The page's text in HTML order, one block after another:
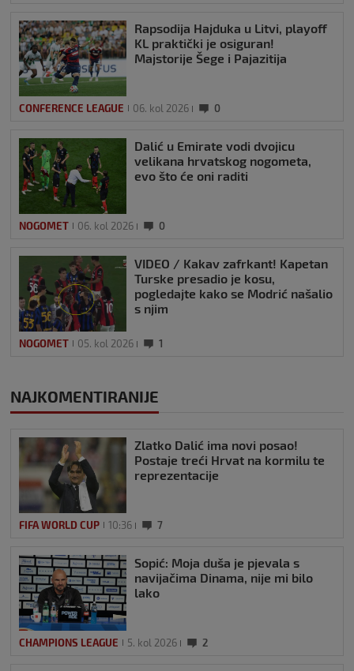
Rapsodija Hajduka u Litvi, playoff
KL praktički je osiguran!
Majstorije Šege i Pajazitija
CONFERENCE LEAGUE 06. kol 2026 0
Dalić u Emirate vodi dvojicu
velikana hrvatskog nogometa,
evo što će oni raditi
NOGOMET 06. kol 2026 0
VIDEO / Kakav zafrkant! Kapetan
Turske presadio je kosu,
pogledajte kako se Modrić našalio
s njim
NOGOMET 05. kol 2026 1
NAJKOMENTIRANIJE
Zlatko Dalić ima novi posao!
Postaje treći Hrvat na kormilu te
reprezentacije
FIFA WORLD CUP 10:36 7
Sopić: Moja duša je pjevala s
navijačima Dinama, nije mi bilo
lako
CHAMPIONS LEAGUE 5. kol 2026 2